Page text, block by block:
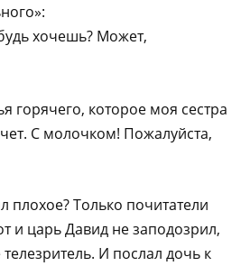
хочешь? Может,
горячего, которое моя сестра
С молочком! Пожалуйста,
плохое? Только почитатели
и царь Давид не заподозрил,
И послал дочь к